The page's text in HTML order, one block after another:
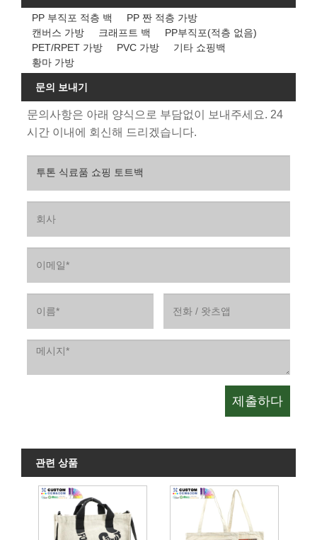
PP 부직포 적층 백
PP 짠 적층 가방
캔버스 가방
크래프트 백
PP부직포(적층 없음)
PET/RPET 가방
PVC 가방
기타 쇼핑백
황마 가방
문의 보내기
문의사항은 아래 양식으로 부담없이 보내주세요. 24
시간 이내에 회신해 드리겠습니다.
관련 상품